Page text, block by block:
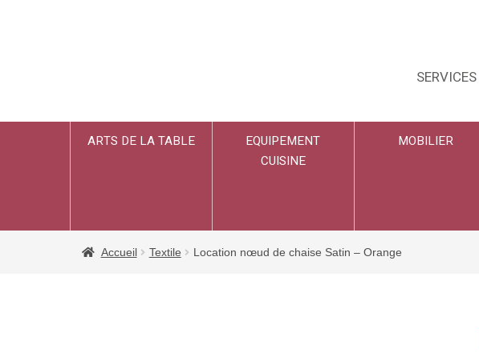
SERVICES
ARTS DE LA TABLE
EQUIPEMENT
CUISINE
MOBILIER
Accueil Textile Location nœud de chaise Satin – Orange